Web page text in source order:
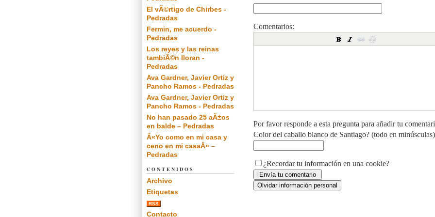
Comentarios:
Por favor responde a esta pregunta para añadir tu
Color del caballo blanco de Santiago? (todo en minúsculas)
¿Recordar tu información en una cookie?
El vÃ©rtigo de Chirbes -
Pedradas
Fermin, me acuerdo -
Pedradas
Los reyes y las reinas
tambiÃ©n lloran -
Pedradas
Ava Gardner, Javier Ortiz y
Pancho Ramos - Pedradas
Ava Gardner, Javier Ortiz y
Pancho Ramos - Pedradas
No han pasado 25 aÃ±os
en balde – Pedradas
Â«Yo como en mi casa y
ceno en mi casaÂ» –
Pedradas
CONTENIDOS
Archivo
Etiquetas
RSS
Contacto